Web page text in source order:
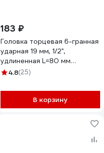
183 ₽
Головка торцевая 6-гранная
ударная 19 мм, 1/2",
удлиненная L=80 мм
ROCKFORCE RF-
4.8(25)
В корзину